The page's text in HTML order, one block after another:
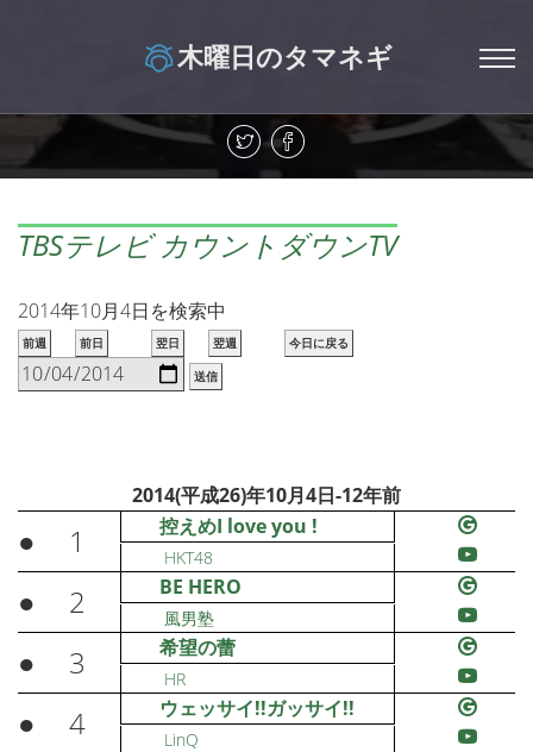
木曜日のタマネギ
TBSテレビ カウントダウンTV
2014年10月4日を検索中
前週 前日 翌日 翌週 今日に戻る
送信
2014(平成26)年10月4日-12年前
● 1 控えめI love you !
HKT48
● 2 BE HERO
風男塾
● 3 希望の蕾
HR
● 4 ウェッサイ!!ガッサイ!!
LinQ